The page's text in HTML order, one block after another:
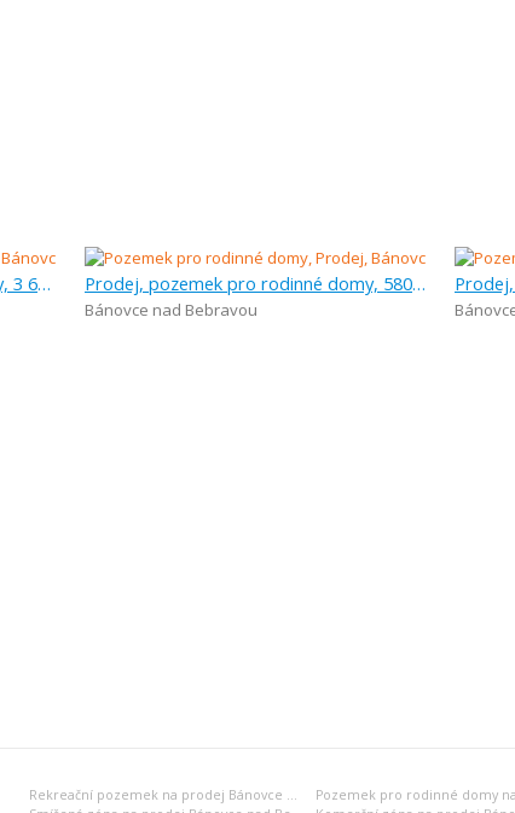
Prodej, pozemek pro rodinné domy, 3 630 m Prodej, pozemek pro rodinné domy, 580 m
Bánovce nad Bebravou
Rekreační pozemek na prodej Bánovce nad Bebravou